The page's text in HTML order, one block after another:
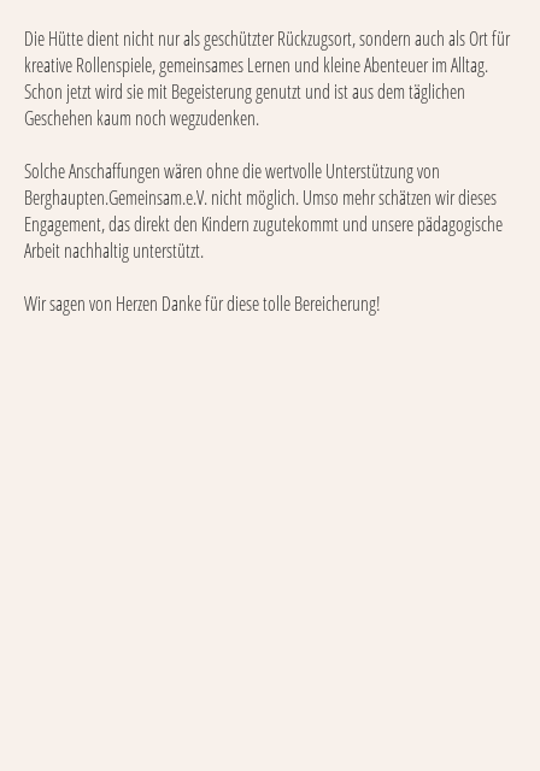
Die Hütte dient nicht nur als geschützter Rückzugsort, sondern auch als Ort für
kreative Rollenspiele, gemeinsames Lernen und kleine Abenteuer im Alltag.
Schon jetzt wird sie mit Begeisterung genutzt und ist aus dem täglichen
Geschehen kaum noch wegzudenken.
Solche Anschaffungen wären ohne die wertvolle Unterstützung von
Berghaupten.Gemeinsam.e.V. nicht möglich. Umso mehr schätzen wir dieses
Engagement, das direkt den Kindern zugutekommt und unsere pädagogische
Arbeit nachhaltig unterstützt.
Wir sagen von Herzen Danke für diese tolle Bereicherung!